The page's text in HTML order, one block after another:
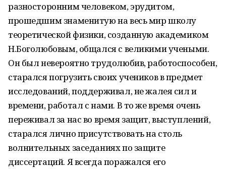
разносторонним человеком, эрудитом,
прошедшим знаменитую на весь мир школу
теоретической физики, созданную академиком
Н.Боголюбовым, общался с великими учеными.
Он был невероятно трудолюбив, работоспособен,
старался погрузить своих учеников в предмет
исследований, поддерживал, не жалея сил и
времени, работал с нами. В то же время очень
переживал за нас во время защит, выступлений,
старался лично присутствовать на столь
волнительных заседаниях по защите
диссертаций. Я всегда поражался его